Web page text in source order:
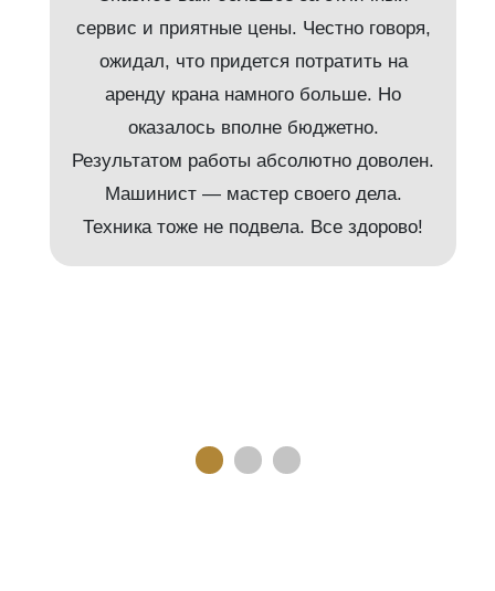
сервис и приятные цены. Честно говоря,
ожидал, что придется потратить на
аренду крана намного больше. Но
оказалось вполне бюджетно.
Результатом работы абсолютно доволен.
Машинист — мастер своего дела.
Техника тоже не подвела. Все здорово!